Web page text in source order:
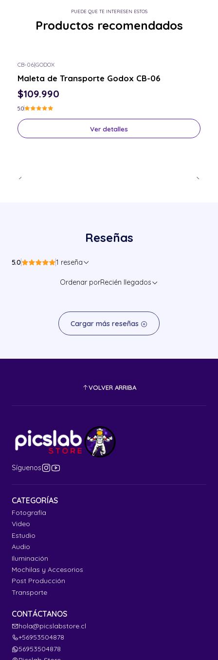
PUEDE QUE TE INTERESEN ESTOS
Productos recomendados
CB-06|GODOX
Maleta de Transporte Godox CB-06
$109.990
5.0
Ver detalles
Reseñas
5.0 1 reseña
Ordenar porRecién llegados
Cargar más reseñas
VOLVER ARRIBA
Síguenos
CATEGORÍAS
Fotografía
Video
Estudio
Audio
Iluminación
Mochilas y Accesorios
Post Producción
Transporte
CONTÁCTANOS
hola@picslabstore.cl
+56953504878
56953504878